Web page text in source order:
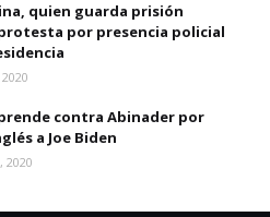
quien guarda prisión
por presencia policial
contra Abinader por
a Joe Biden
2020